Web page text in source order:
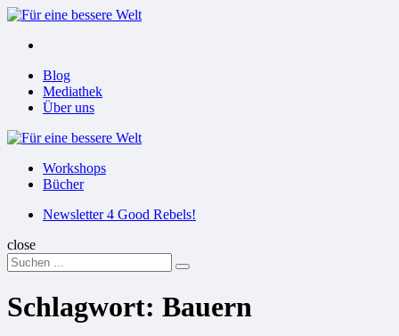
Menu
Menu
Blog
Mediathek
Über uns
Für
Workshops
Bücher
SuchenNewsletter 4 Good Rebels!
close
Search
for:
Suchen
Schlagwort: Bauern